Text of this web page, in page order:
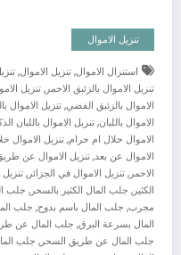
تنزيل الاموال
استنزال الاموال, تنزيل الاموال,
تنزيل الاموال بالزئبق الاحمر, تنزيل
الاموال بالزئبق الفضي,تنزيل الاموال
الاموال باللبان, تنزيل الاموال باللبان
الاموال حلال ام حرام, تنزيل الاموال
الاموال عن بعد, تنزيل الاموال عن
الاحمر, تنزيل الاموال في الجزائر,
الكثير, جلب المال الكثير بالسحر, جلب
مجرب, جلب المال باسم بدوح, جلب
المال بسرعة البرق, جلب المال عن
جلب المال عن طريق السحر, جلب